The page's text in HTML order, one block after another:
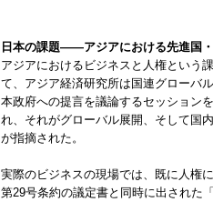
日本の課題——アジアにおける先進国
アジアにおけるビジネスと人権という
て、アジア経済研究所は国連グローバ
本政府への提言を議論するセッション
れ、それがグローバル展開、そして国
が指摘された。
実際のビジネスの現場では、既に人権
第29号条約の議定書と同時に出された